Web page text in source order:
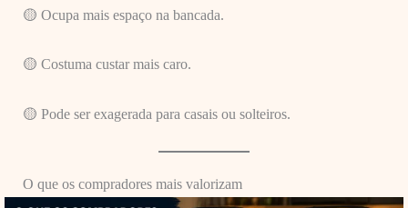
🟡 Ocupa mais espaço na bancada.
🟡 Costuma custar mais caro.
🟡 Pode ser exagerada para casais ou solteiros.
O que os compradores mais valorizam